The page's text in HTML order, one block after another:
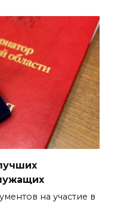
на участие в